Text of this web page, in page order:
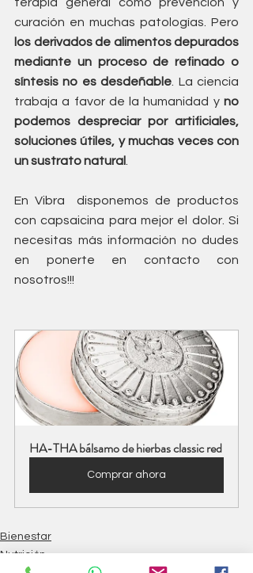
terapia general como prevención y
los derivados de alimentos depurados
mediante un proceso de refinado o
síntesis no es desdeñable. La ciencia
trabaja a favor de la humanidad y no
podemos despreciar por artificiales,
soluciones útiles, y muchas veces con
un sustrato natural.
En Vibra  disponemos de productos
con capsaicina para mejor el dolor. Si
necesitas más información no dudes
en ponerte en contacto con
nosotros!!!
HA-THA bálsamo de hierbas classic red
Comprar ahora
Bienestar
Nutrición